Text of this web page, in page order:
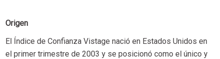
Origen
El Índice de Confianza Vistage nació en Estados Unidos en
el primer trimestre de 2003 y se posicionó como el único y